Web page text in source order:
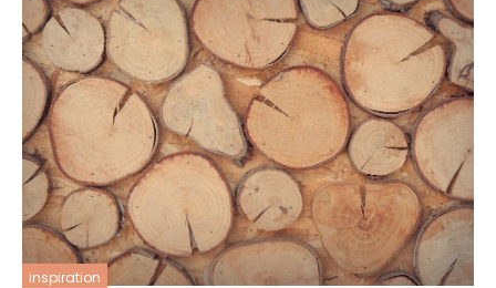
inspiration